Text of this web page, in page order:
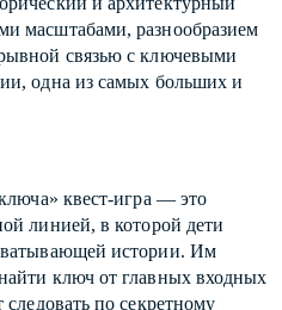
масштабами, разнообразием
связью с ключевыми
одна из самых больших и
квест-игра — это
линией, в которой дети
истории. Им
ключ от главных входных
по секретному